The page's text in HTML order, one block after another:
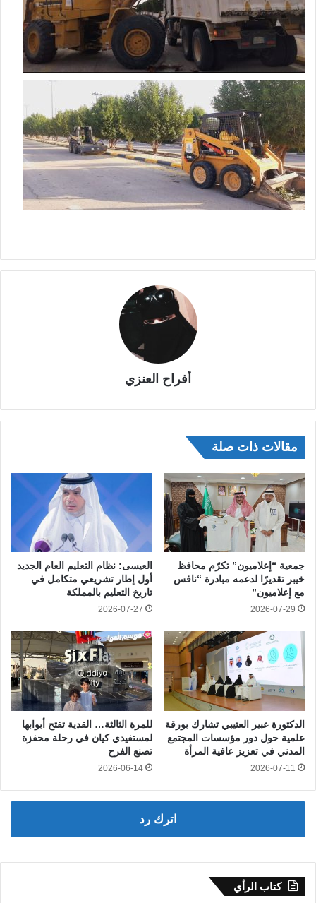
أفراح العنزي
مقالات ذات صلة
جمعية “إعلاميون” تكرّم محافظ
خيبر تقديرًا لدعمه مبادرة “نافس
مع إعلاميون”
2026-07-29
العيسى: نظام التعليم العام الجديد
أول إطار تشريعي متكامل في
تاريخ التعليم بالمملكة
2026-07-27
الدكتورة عبير العتيبي تشارك بورقة
علمية حول دور مؤسسات المجتمع
المدني في تعزيز عافية المرأة
2026-07-11
للمرة الثالثة… القدية تفتح أبوابها
لمستفيدي كيان في رحلة محفزة
تصنع الفرح
2026-06-14
اترك رد
كتاب الرأي